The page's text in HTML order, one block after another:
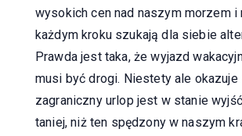
wysokich cen nad naszym morzem i
każdym kroku szukają dla siebie
Prawda jest taka, że wyjazd
musi być drogi. Niestety ale okazuje
zagraniczny urlop jest w stanie
taniej, niż ten spędzony w naszym